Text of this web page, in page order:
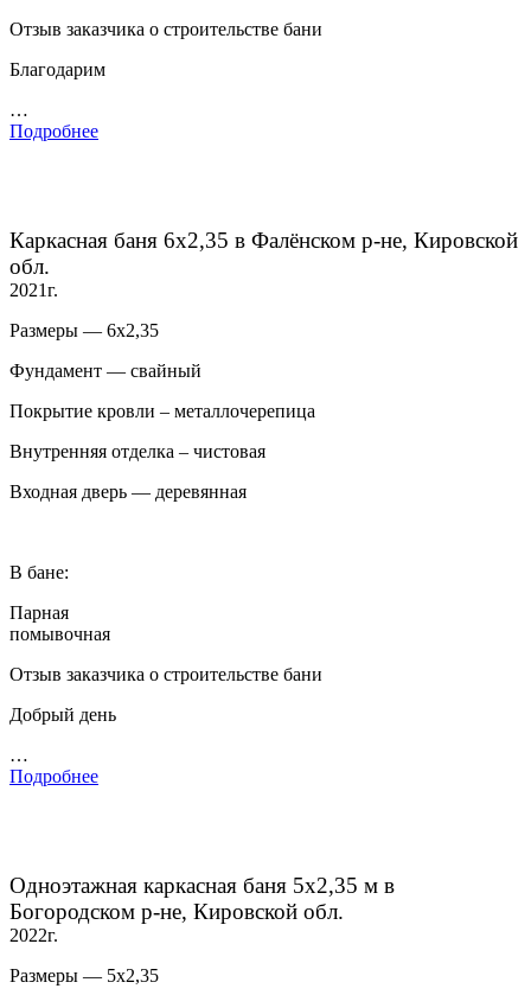
Отзыв заказчика о строительстве бани
Благодарим
…
Подробнее
Каркасная баня 6х2,35 в Фалёнском р-не, Кировской
обл.
2021г.
Размеры — 6х2,35
Фундамент — свайный
Покрытие кровли – металлочерепица
Внутренняя отделка – чистовая
Входная дверь — деревянная
В бане:
Парная
помывочная
Отзыв заказчика о строительстве бани
Добрый день
…
Подробнее
Одноэтажная каркасная баня 5х2,35 м в
Богородском р-не, Кировской обл.
2022г.
Размеры — 5х2,35